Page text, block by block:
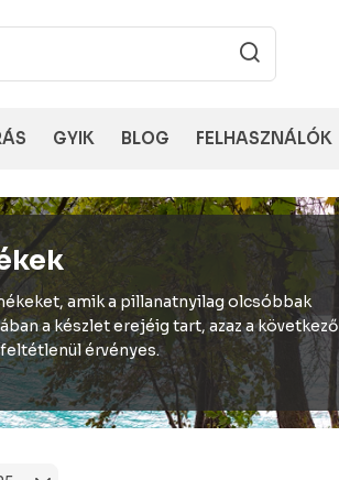
GYIK BLOG FELHASZNÁLÓK
amik a pillanatnyilag olcsóbbak
a készlet erejéig tart, azaz a következő
érvényes.